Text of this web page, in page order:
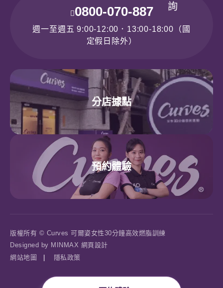
詢
0800-070-887
週一至週五 9:00-12:00．13:00-18:00（國
定假日除外）
分店據點
預約體驗
版權所有 © Curves 可爾姿女性30分鐘高效燃脂訓練
Designed by MINMAX 網頁設計
網站地圖
隱私政策